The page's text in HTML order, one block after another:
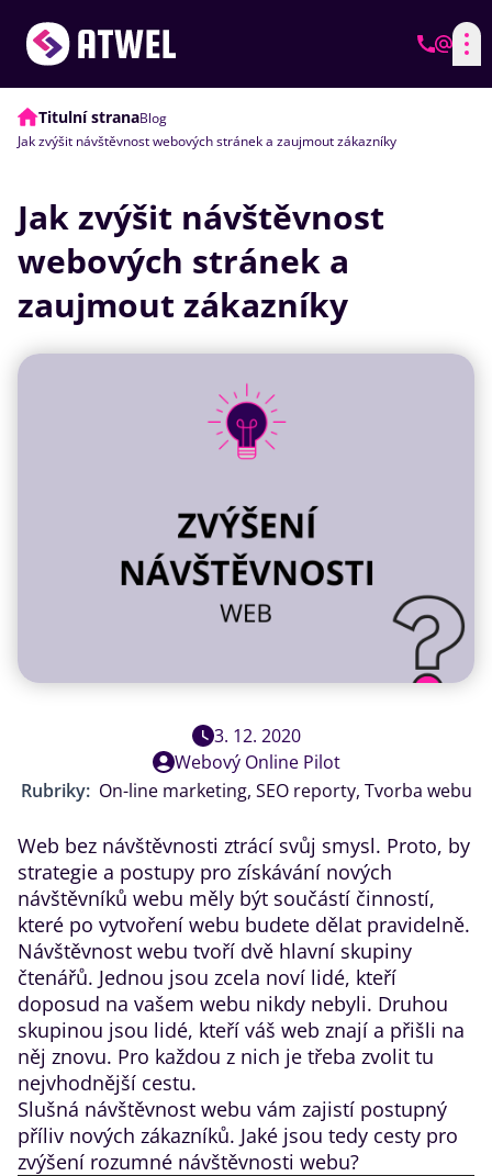
Titulní stranaBlog
Jak zvýšit návštěvnost webových stránek a zaujmout zákazníky
Jak zvýšit návštěvnost
webových stránek a
zaujmout zákazníky
3. 12. 2020
Webový Online Pilot
Rubriky: On-line marketing, SEO reporty, Tvorba webu
Web bez návštěvnosti ztrácí svůj smysl. Proto, by
strategie a postupy pro získávání nových
návštěvníků webu měly být součástí činností,
které po vytvoření webu budete dělat pravidelně.
Návštěvnost webu tvoří dvě hlavní skupiny
čtenářů. Jednou jsou zcela noví lidé, kteří
doposud na vašem webu nikdy nebyli. Druhou
skupinou jsou lidé, kteří váš web znají a přišli na
něj znovu. Pro každou z nich je třeba zvolit tu
nejvhodnější cestu.
Slušná návštěvnost webu vám zajistí postupný
příliv nových zákazníků. Jaké jsou tedy cesty pro
zvýšení rozumné návštěvnosti webu?